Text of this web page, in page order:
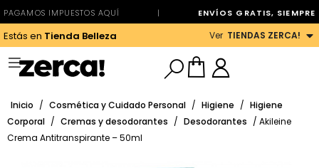
PAGAMOS IMPUESTOS AQUÍ | ENVÍOS GRATIS, SIEMPRE
Estás en Tienda Belleza Ver TIENDAS ZERCA!
Inicio / Cosmética y Cuidado Personal / Higiene / Higiene
Corporal / Cremas y desodorantes / Desodorantes / Akileine
Crema Antitranspirante – 50ml